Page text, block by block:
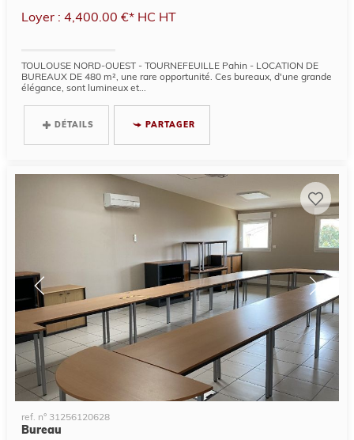
Loyer : 4,400.00 €* HC HT
TOULOUSE NORD-OUEST - TOURNEFEUILLE Pahin - LOCATION DE
BUREAUX DE 480 m², une rare opportunité. Ces bureaux, d'une grande
élégance, sont lumineux et...
DÉTAILS PARTAGER
ref. n° 31256120628
Bureau